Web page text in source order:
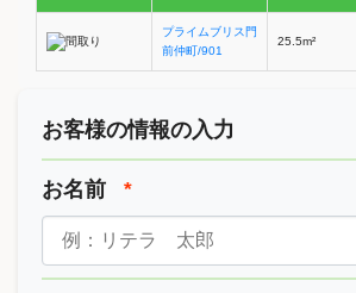
プライムブリス門
前仲町/901
25.5m²
お客様の情報の入力
お名前 *